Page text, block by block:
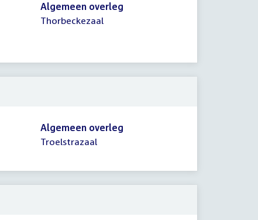
Algemeen overleg
Thorbeckezaal
Algemeen overleg
Troelstrazaal